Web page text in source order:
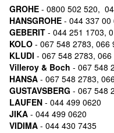
GROHE - 0800 502 520,
HANSGROHE - 044 337 00
GEBERIT - 044 251 1703,
KOLO - 067 548 2783, 066
KLUDI - 067 548 2783,
Villeroy & Boch - 067 548
HANSA - 067 548 2783,
GUSTAVSBERG - 067 548
LAUFEN - 044 499 0620
JIKA - 044 499 0620
VIDIMA - 044 430 7435